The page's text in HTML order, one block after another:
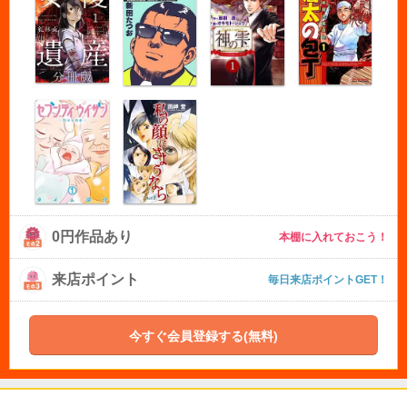
0円作品あり 本棚に入れておこう！
来店ポイント 毎日来店ポイントGET！
今すぐ会員登録する(無料)